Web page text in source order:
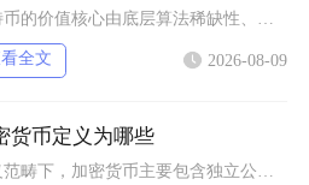
全文 2026-08-09
货币定义为哪些
广义范畴下，加密货币主要包含独立公链原生币种、依托现有区块链发行的各类同质化代币、多种机制